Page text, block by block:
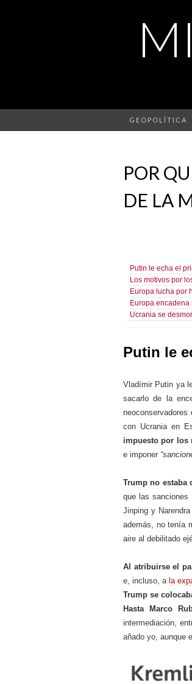
GEOPOLÍTICA
POR
DE LA
Putin le echa el
Los motivos por
Europa lucha por
Europa encadena
Ucrania se
Putin le
Vladímir Putin ya
sacarlo de la
con Ucrania en
impuesto por los
e imponer
Trump no estaba
que las sanciones
Jinping y
además, no tenía
aire al debilitado
Al atribuirse el
e, incluso, a la
Trump se
Hasta Marco
intermediación,
añado yo, aunque